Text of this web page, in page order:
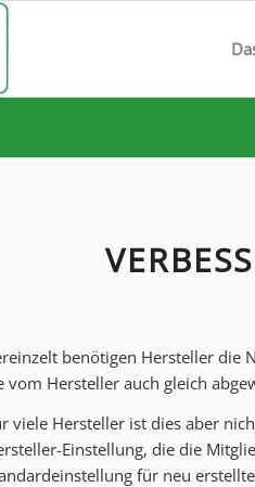
benötigen Hersteller die
vom Hersteller auch gleich
viele Hersteller ist dies aber
Einstellung, die die
für neu